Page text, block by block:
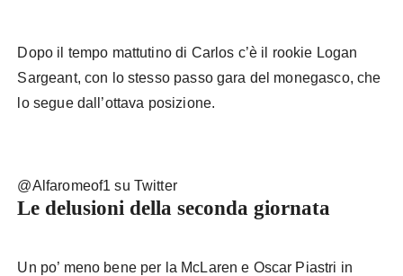
Dopo il tempo mattutino di Carlos c’è il rookie Logan
Sargeant, con lo stesso passo gara del monegasco, che
lo segue dall’ottava posizione.
@Alfaromeof1 su Twitter
Le delusioni della seconda giornata
Un po’ meno bene per la McLaren e Oscar Piastri in